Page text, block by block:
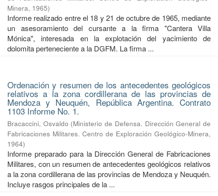
Minera, 1965)
Informe realizado entre el 18 y 21 de octubre de 1965, mediante
un asesoramiento del cursante a la firma "Cantera Villa
Mónica", interesada en la explotación del yacimiento de
dolomita perteneciente a la DGFM. La firma ...
Ordenación y resumen de los antecedentes geológicos
relativos a la zona cordillerana de las provincias de
Mendoza y Neuquén, República Argentina. Contrato
1103 Informe No. 1.
Bracaccini, Osvaldo (Ministerio de Defensa. Dirección General de
Fabricaciones Militares. Centro de Exploración Geológico-Minera,
1964)
Informe preparado para la Dirección General de Fabricaciones
Militares, con un resumen de antecedentes geológicos relativos
a la zona cordillerana de las provincias de Mendoza y Neuquén.
Incluye rasgos principales de la ...